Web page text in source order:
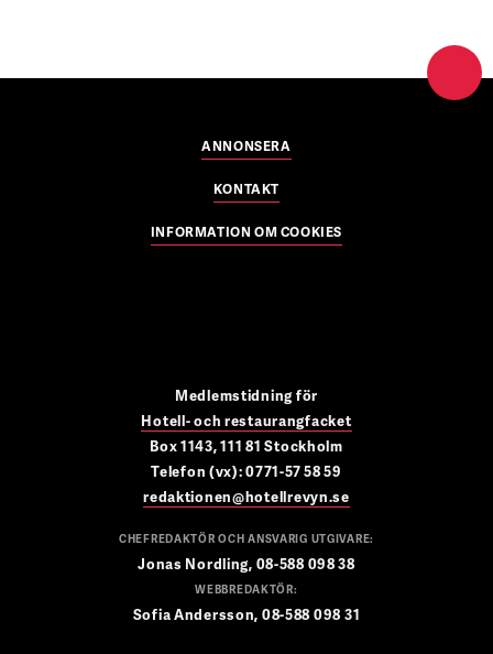
ANNONSERA
KONTAKT
INFORMATION OM COOKIES
Medlemstidning för
Hotell- och restaurangfacket
Box 1143, 111 81 Stockholm
Telefon (vx): 0771-57 58 59
redaktionen@hotellrevyn.se
CHEFREDAKTÖR OCH ANSVARIG UTGIVARE:
Jonas Nordling, 08-588 098 38
WEBBREDAKTÖR:
Sofia Andersson, 08-588 098 31